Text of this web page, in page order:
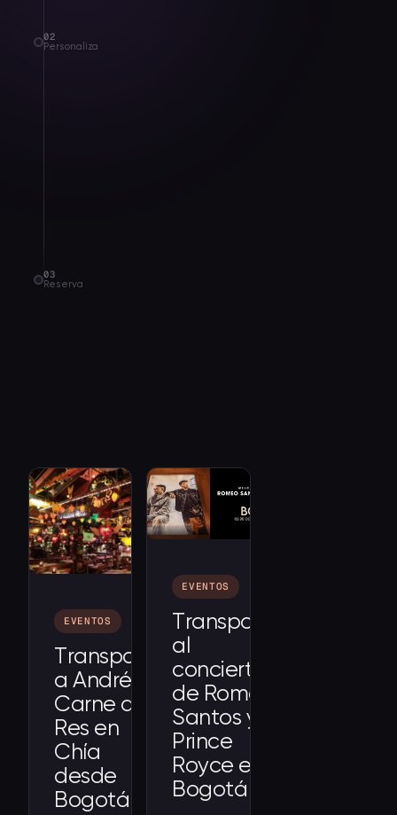
02
Personaliza
03
Reserva
EVENTOS
Transporte
a Andrés
Carne de
Res en
Chía
desde
Bogotá
EVENTOS
Transporte
al
concierto
de Romeo
Santos y
Prince
Royce en
Bogotá